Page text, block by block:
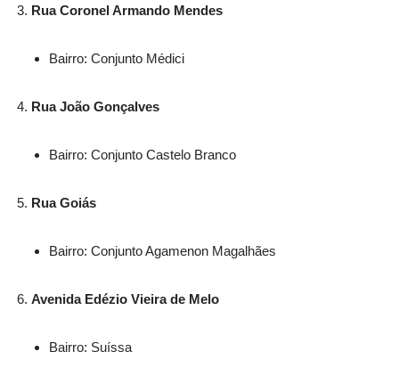
Rua Coronel Armando Mendes
Bairro: Conjunto Médici
Rua João Gonçalves
Bairro: Conjunto Castelo Branco
Rua Goiás
Bairro: Conjunto Agamenon Magalhães
Avenida Edézio Vieira de Melo
Bairro: Suíssa